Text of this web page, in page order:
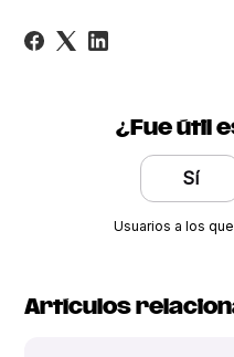
¿Fue útil
Sí
Usuarios a los
Artículos